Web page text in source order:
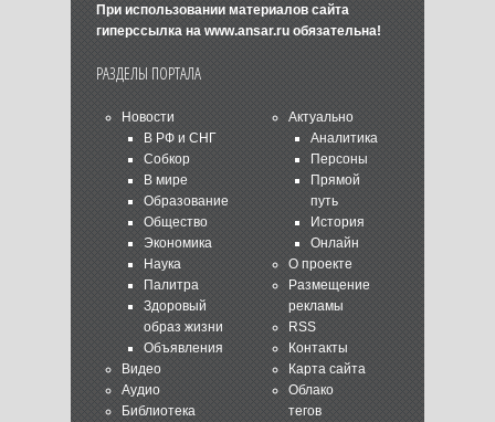
При использовании материалов сайта
гиперссылка на www.ansar.ruобязательна!
РАЗДЕЛЫ ПОРТАЛА
Новости
В РФ и СНГ
Собкор
В мире
Образование
Общество
Экономика
Наука
Палитра
Здоровый
образ жизни
Объявления
Видео
Аудио
Библиотека
Актуально
Аналитика
Персоны
Прямой
путь
История
Онлайн
О проекте
Размещение
рекламы
RSS
Контакты
Карта сайта
Облако
тегов